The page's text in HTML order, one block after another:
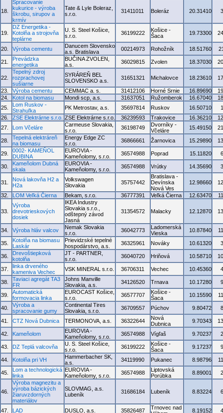
18.
Spracovanie
kukurice - výroba
škrobu, sirupov a
krmív
Tate & Lyle Boleraz,
s.r.o.
31411011 Boleráz 20.31410
19.
DZ Energetika -
Kotolňa a strojovňa
teplárne
U. S. Steel Košice,
s.r.o.
36199222
Košice -
Šaca
19.73300
20. Výroba cementu
Danucem Slovensko
a.s. Bratislava
00214973 Rohožník 18.51760
21.
Prevádzka
energetika
BUČINA ZVOLEN,
a.s.
36029815 Zvolen 18.37030
22.
Tepelný zdroj
rozprachovej
sušiarne
SYRÁREŇ BEL
SLOVENSKO a.s.
31651321 Michalovce 18.23610
23. Výroba cementu CEMMAC a. s. 31412106 Horné Srnie 16.89690
24.
Kotol na biomasu Mondi scp, a.s. 31637051 Ružomberok 16.67040
25.
Lom Ruskov -
Strahuľka
PK Metrostav, a.s. 35697814 Ruskov 16.50710
26.
ZSE Elektrárne s.r.o. ZSE Elektrárne s.r.o. 36239593 Trakovice 16.36210
27.
Lom Včeláre
Carmeuse Slovakia,
s.r.o.
36198749
Dvorníky -
Včeláre
15.49150
28.
Tepelná elektráreň
na biomasu
Energy Edge ZC
s.r.o.
36866661 Žarnovica 15.29890
29.
0002- KAMEŇOL
DUBINA
EUROVIA -
Kameňolomy, s.r.o.
36574988 Poprad 15.11820
30.
Kameňolom Dubná
skala
EUROVIA -
Kameňolomy, s.r.o.
36574988 Vrútky 14.35690
31.
Nová lakovňa H2 a
H2a
Volkswagen
Slovakia
35757442
Bratislava -
Devínska
Nová Ves
12.98660
32. LOM Veľká Čierna Bekam, s.r.o. 36777391 Veľká Čierna 12.63470
33.
Výroba
drevotrieskových
dosiek
IKEA Industry
Slovakia s.r.o.,
odštepný závod
Jasná
31354572 Malacky 12.12870
34. Výroba hláv valcov
Nemak Slovakia
s.r.o.
36042773
Ladomerská
Vieska
10.87840
35.
Kotolňa na biomasu
Laskár
Prievidzské tepelné
hospodárstvo, a.s.
36325961 Nováky 10.61320
36.
Drevoštiepková
kotolňa
JT - PARTNER,
s.r.o.
36040720 Hriňová 10.58710
37.
linka drveného
kameniva Vechec
VSK MINERAL s.r.o. 36706311 Vechec 10.45360
38.
Taviaci agregát TA3
FR
Johns Manville
Slovakia, a.s.
34126520 Trnava 10.17280
39.
Automatická
formovacia linka
EUROCAST Košice,
s.r.o.
36577707
Košice -
Šaca
10.15590
40.
Výroba a
spracovanie gumy
Continental Tires
Slovakia, s.r.o.
36709557 Púchov 9.80472
41. CTZ Nová Dubnica TERMONOVA, a.s. 36322644
Nová
Dubnica
9.70343
42. Kameňolom
EUROVIA -
Kameňolomy, s.r.o.
36574988 Vígľaš 9.70237
43. DZ Teplá valcovňa
U. S. Steel Košice,
s.r.o.
36199222
Košice -
Šaca
9.17237
44. Kotolňa pri VH
Hammerbacher SK,
a.s.
34119990 Pukanec 8.98796
45.
Lom a technologická
linka
EUROVIA -
Kameňolomy, s.r.o.
36574988
Liptovská
Porúbka
8.89001
46.
Výroba magnezitu a
výroba bázických
žiaruvzdorných
materiálov
SLOVMAG, a.s.
Lubeník
31686184 Lubeník 8.83224
47. LAD DUSLO, a.s. 35826487
Trnovec nad
8.19152